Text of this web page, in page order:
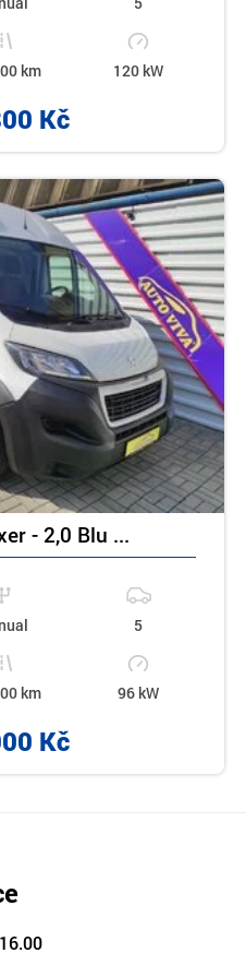
km 120 kW
Kč
- 2,0 Blu ...
5
km 96 kW
Kč